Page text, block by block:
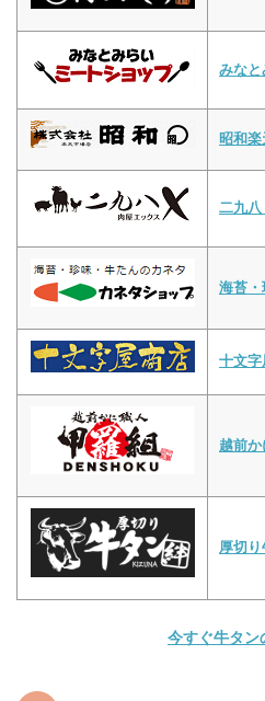
みなと
昭和
二九八
海苔・
十文字
越前か
厚切
今すぐ牛タ